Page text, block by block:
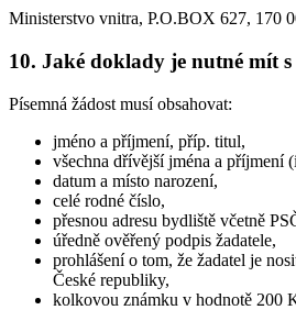
Ministerstvo vnitra, P.O.BOX 627, 170
10. Jaké doklady je nutné mít s
Písemná žádost musí obsahovat:
jméno a příjmení, příp. titul,
všechna dřívější jména a příjmení
datum a místo narození,
celé rodné číslo,
přesnou adresu bydliště včetně
úředně ověřený podpis žadatele,
prohlášení o tom, že žadatel je
České republiky,
kolkovou známku v hodnotě 200